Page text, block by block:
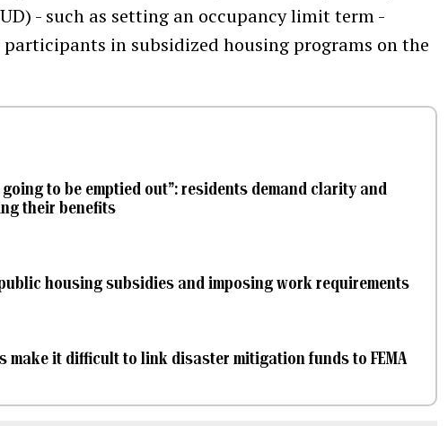
- such as setting an occupancy limit term -
in subsidized housing programs on the
to be emptied out”: residents demand clarity and
their benefits
housing subsidies and imposing work requirements
make it difficult to link disaster mitigation funds to FEMA